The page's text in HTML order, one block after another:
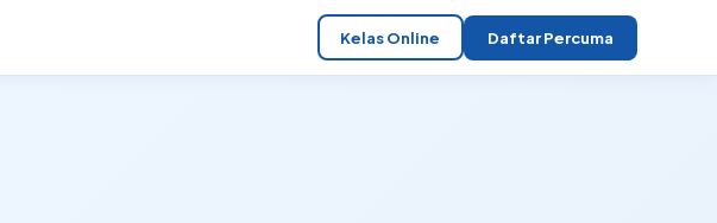
Kelas Online Daftar Percuma